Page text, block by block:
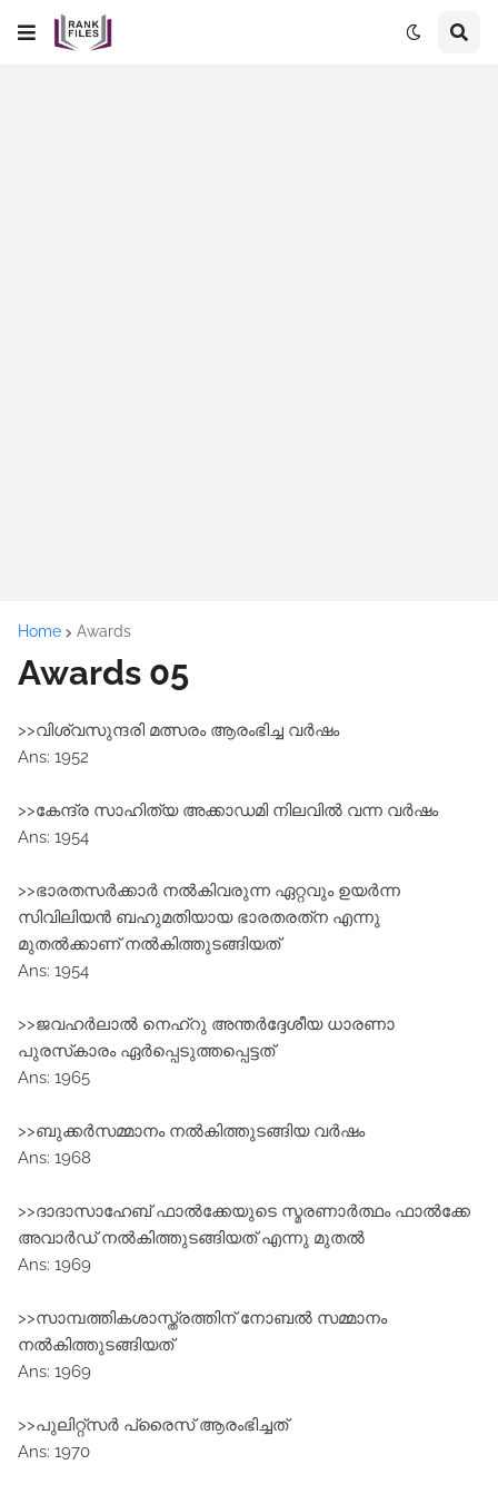
Home Awards
Awards 05
>>വിശ്വസുന്ദരി മത്സരം ആരംഭിച്ച വര്‍ഷം
Ans: 1952
>>കേന്ദ്ര സാഹിത്യ അക്കാഡമി നിലവില്‍ വന്ന വര്‍ഷം
Ans: 1954
>>ഭാരതസര്‍ക്കാര്‍ നല്‍കിവരുന്ന ഏറ്റവും ഉയര്‍ന്ന
സിവിലിയന്‍ ബഹുമതിയായ ഭാരതരത്‌ന എന്നു
മുതല്‍ക്കാണ് നല്‍കിത്തുടങ്ങിയത്
Ans: 1954
>>ജവഹര്‍ലാല്‍ നെഹ്‌റു അന്തര്‍ദ്ദേശീയ ധാരണാ
പുരസ്‌കാരം ഏര്‍പ്പെടുത്തപ്പെട്ടത്
Ans: 1965
>>ബുക്കര്‍സമ്മാനം നല്‍കിത്തുടങ്ങിയ വര്‍ഷം
Ans: 1968
>>ദാദാസാഹേബ് ഫാല്‍ക്കേയുടെ സ്മരണാര്‍ത്ഥം ഫാല്‍ക്കേ
അവാര്‍ഡ് നല്‍കിത്തുടങ്ങിയത് എന്നു മുതല്‍
Ans: 1969
>>സാമ്പത്തികശാസ്ത്രത്തിന് നോബല്‍ സമ്മാനം
നല്‍കിത്തുടങ്ങിയത്
Ans: 1969
>>പുലിറ്റ്‌സര്‍ പ്രൈസ് ആരംഭിച്ചത്
Ans: 1970